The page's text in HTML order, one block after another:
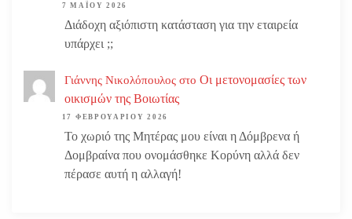
7 ΜΑΪ́ΟΥ 2026
Διάδοχη αξιόπιστη κατάσταση για την εταιρεία
υπάρχει ;;
Γιάννης Νικολόπουλος στο Οι μετονομασίες των
οικισμών της Βοιωτίας
17 ΦΕΒΡΟΥΑΡΊΟΥ 2026
Το χωριό της Μητέρας μου είναι η Δόμβρενα ή
Δομβραίνα που ονομάσθηκε Κορύνη αλλά δεν
πέρασε αυτή η αλλαγή!